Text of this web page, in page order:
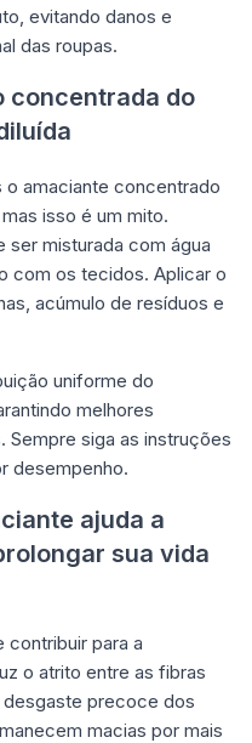
evitando danos e
das roupas.
concentrada do
amaciante concentrado
isso é um mito.
ser misturada com água
com os tecidos. Aplicar o
acúmulo de resíduos e
uniforme do
melhores
Sempre siga as instruções
desempenho.
ajuda a
sua vida
contribuir para a
o atrito entre as fibras
desgaste precoce dos
macias por mais